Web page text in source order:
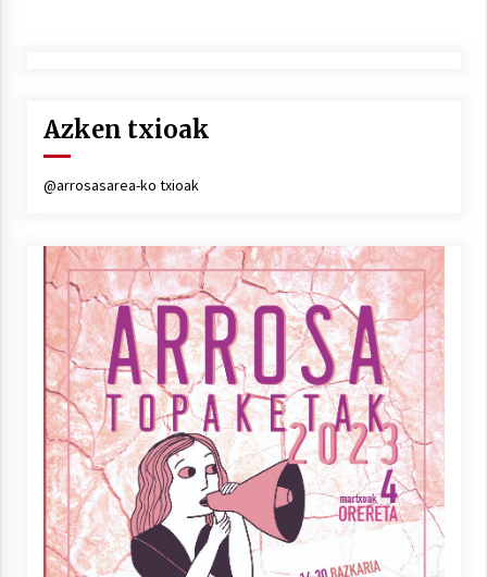
Azken txioak
@arrosasarea-ko txioak